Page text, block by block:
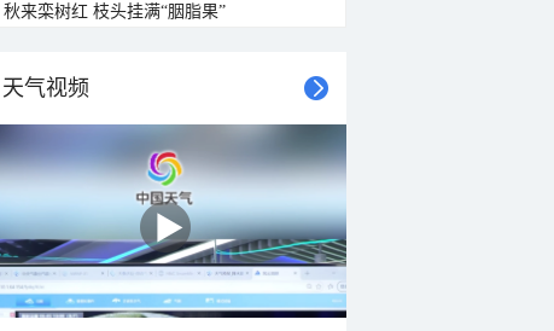
秋来栾树红 枝头挂满“胭脂果”
天气视频